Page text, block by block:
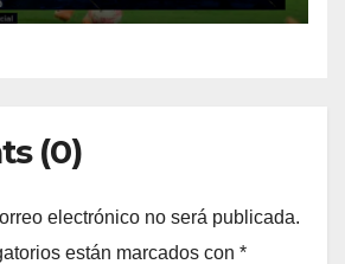
(0)
electrónico no será publicada.
están marcados con *